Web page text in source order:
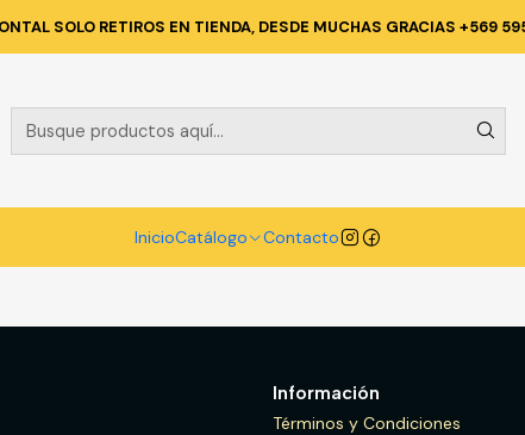
InicioCatálogo Contacto
SOLO RETIROS EN TIENDA, DESDE MUCHAS GRACIAS +569
Inicio Catálogo VESTIMENTA TECNICA Y CORPORATIVA
TECNICA Y
Información
Términos y Condiciones